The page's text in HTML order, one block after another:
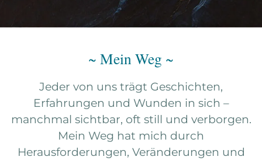
~ Mein Weg ~
Jeder von uns trägt Geschichten,
Erfahrungen und Wunden in sich –
manchmal sichtbar, oft still und verborgen.
Mein Weg hat mich durch
Herausforderungen, Veränderungen und